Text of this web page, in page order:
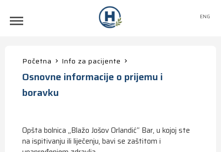
ENG
Početna Info za pacijente
Osnovne informacije o prijemu i
boravku
Opšta bolnica „Blažo Jošov Orlandić“ Bar, u kojoj ste
na ispitivanju ili liječenju, bavi se zaštitom i